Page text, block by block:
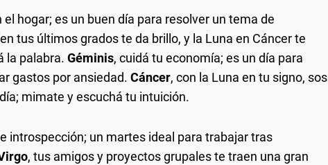
el hogar; es un buen día para resolver un tema de
tus últimos grados te da brillo, y la Luna en Cáncer te
la palabra. Géminis, cuidá tu economía; es un día para
gastos por ansiedad. Cáncer, con la Luna en tu signo, sos
mimate y escuchá tu intuición.
introspección; un martes ideal para trabajar tras
, tus amigos y proyectos grupales te traen una gran